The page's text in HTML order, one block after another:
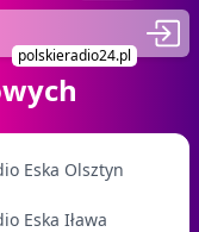
polskieradio24.pl
Eska Olsztyn
Eska Iława